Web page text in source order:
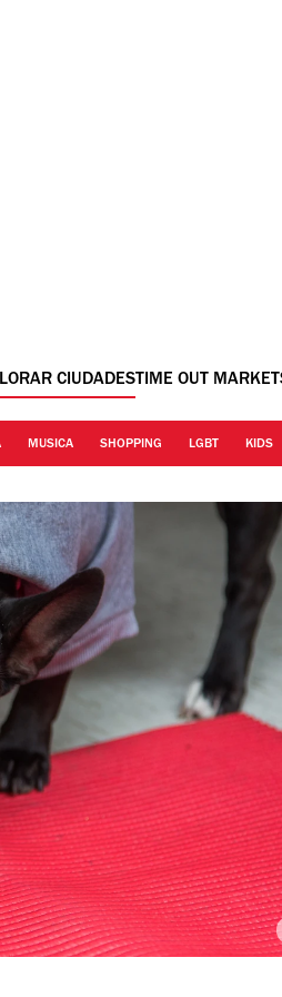
CIUDADESTIME OUT
MUSICA SHOPPING LGBT KIDS